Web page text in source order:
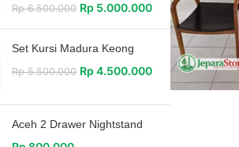
Rp6.500.000 Rp 5.000.000
Set Kursi Madura Keong
Rp5.500.000 Rp 4.500.000
Aceh 2 Drawer Nightstand